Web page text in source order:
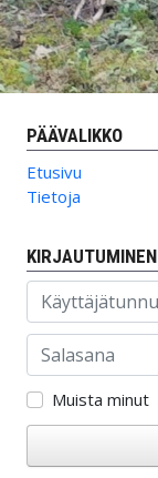
PÄÄVALIKKO
Etusivu
Tietoja
KIRJAUTUMINEN
Käyttäjätunnus
Salasana
Muista minut